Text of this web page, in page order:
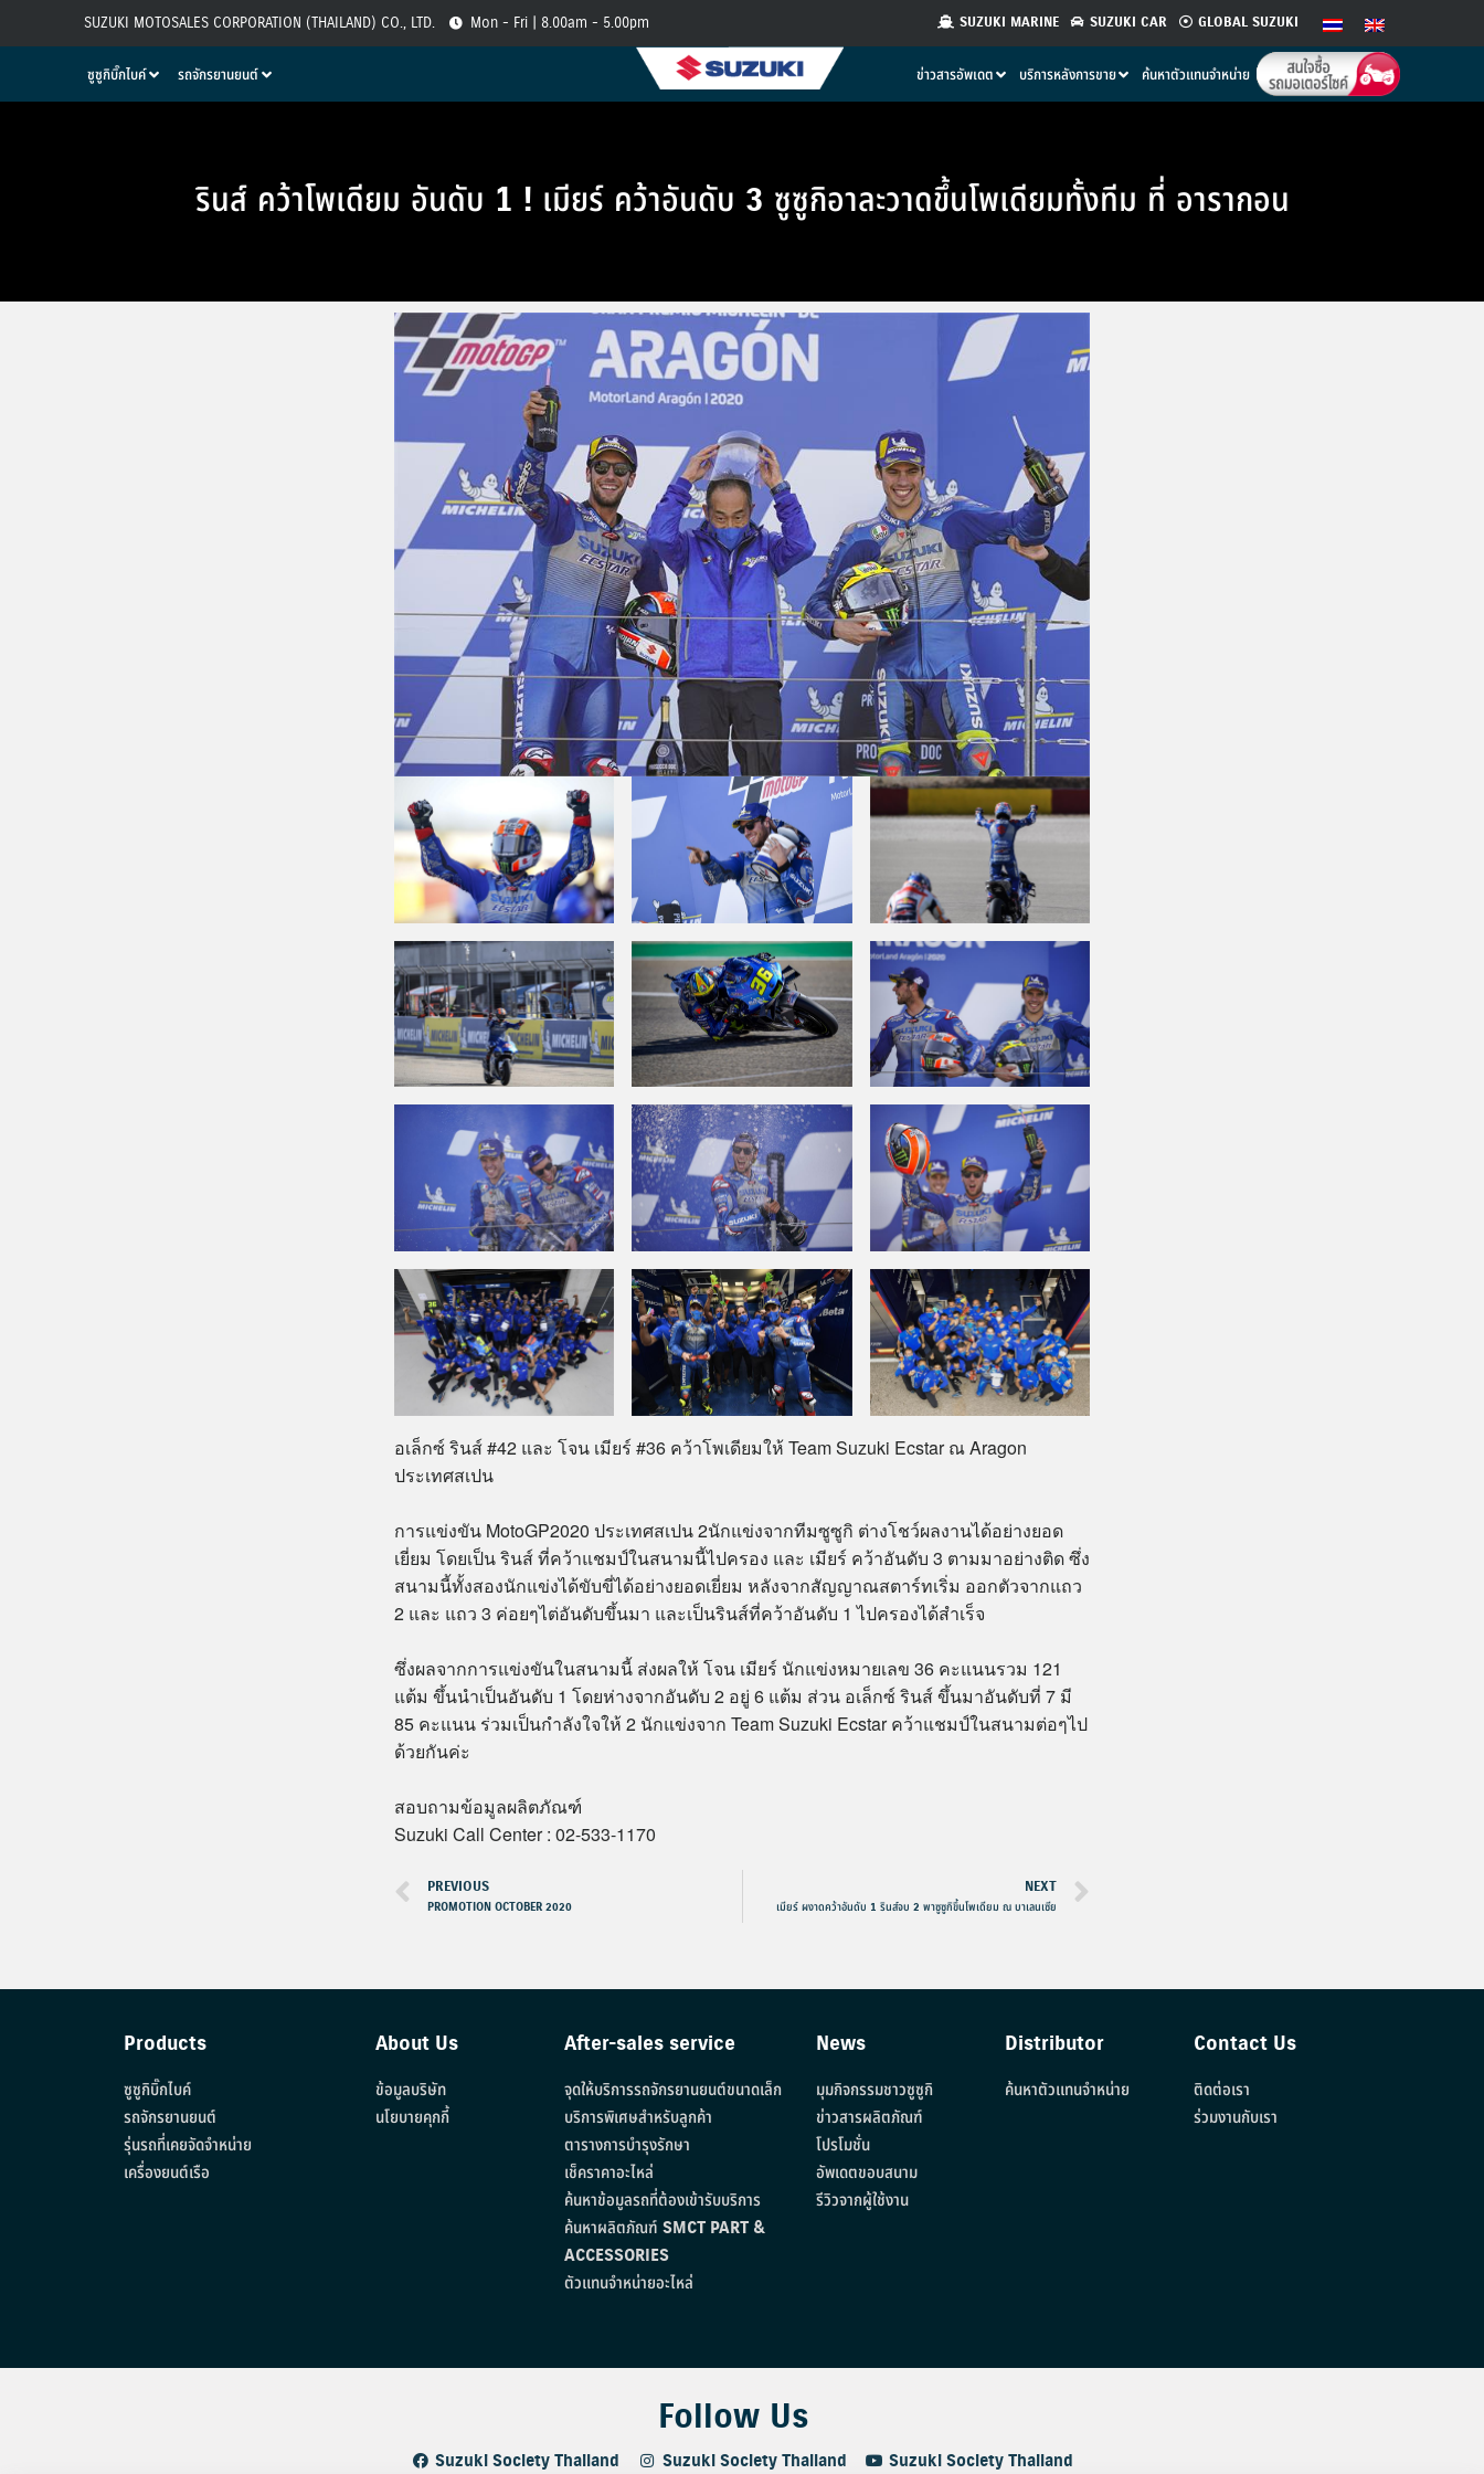
SUZUKI MOTOSALES CORPORATION (THAILAND) CO., LTD. Mon - Fri | 8.00am - 5.00pm SUZUKI MARINE SUZUKI CAR GLOBAL SUZUKI
ซูซูกิบิ๊กไบค์ รถจักรยานยนต์ ข่าวสารอัพเดต บริการหลังการขาย ค้นหาตัวแทนจำหน่าย
รินส์ คว้าโพเดียม อันดับ 1 ! เมียร์ คว้าอันดับ 3 ซูซูกิอาละวาดขึ้นโพเดียมทั้งทีม ที่ อารากอน
อเล็กซ์ รินส์ #42 และ โจน เมียร์ #36 คว้าโพเดียมให้ Team Suzuki Ecstar ณ Aragon
ประเทศสเปน
การแข่งขัน MotoGP2020 ประเทศสเปน 2นักแข่งจากทีมซูซูกิ ต่างโชว์ผลงานได้อย่างยอด
เยี่ยม โดยเป็น รินส์ ที่คว้าแชมป์ในสนามนี้ไปครอง และ เมียร์ คว้าอันดับ 3 ตามมาอย่างติด ซึ่ง
สนามนี้ทั้งสองนักแข่งได้ขับขี่ได้อย่างยอดเยี่ยม หลังจากสัญญาณสตาร์ทเริ่ม ออกตัวจากแถว
2 และ แถว 3 ค่อยๆไต่อันดับขึ้นมา และเป็นรินส์ที่คว้าอันดับ 1 ไปครองได้สำเร็จ
ซึ่งผลจากการแข่งขันในสนามนี้ ส่งผลให้ โจน เมียร์ นักแข่งหมายเลข 36 คะแนนรวม 121
แต้ม ขึ้นนำเป็นอันดับ 1 โดยห่างจากอันดับ 2 อยู่ 6 แต้ม ส่วน อเล็กซ์ รินส์ ขึ้นมาอันดับที่ 7 มี
85 คะแนน ร่วมเป็นกำลังใจให้ 2 นักแข่งจาก Team Suzuki Ecstar คว้าแชมป์ในสนามต่อๆไป
ด้วยกันค่ะ
สอบถามข้อมูลผลิตภัณฑ์
Suzuki Call Center : 02-533-1170
PREVIOUS
PROMOTION OCTOBER 2020
NEXT
เมียร์ ผงาดคว้าอันดับ 1 รินส์จบ 2 พาซูซูกิขึ้นโพเดียม ณ บาเลนเซีย
Products
ซูซูกิบิ๊กไบค์
รถจักรยานยนต์
รุ่นรถที่เคยจัดจำหน่าย
เครื่องยนต์เรือ
About Us
ข้อมูลบริษัท
นโยบายคุกกี้
After-sales service
จุดให้บริการรถจักรยานยนต์ขนาดเล็ก
บริการพิเศษสำหรับลูกค้า
ตารางการบำรุงรักษา
เช็คราคาอะไหล่
ค้นหาข้อมูลรถที่ต้องเข้ารับบริการ
ค้นหาผลิตภัณฑ์ SMCT PART &
ACCESSORIES
ตัวแทนจำหน่ายอะไหล่
News
มุมกิจกรรมชาวซูซูกิ
ข่าวสารผลิตภัณฑ์
โปรโมชั่น
อัพเดตขอบสนาม
รีวิวจากผู้ใช้งาน
Distributor
ค้นหาตัวแทนจำหน่าย
Contact Us
ติดต่อเรา
ร่วมงานกับเรา
Follow Us
Suzuki Society Thailand Suzuki Society Thailand Suzuki Society Thailand